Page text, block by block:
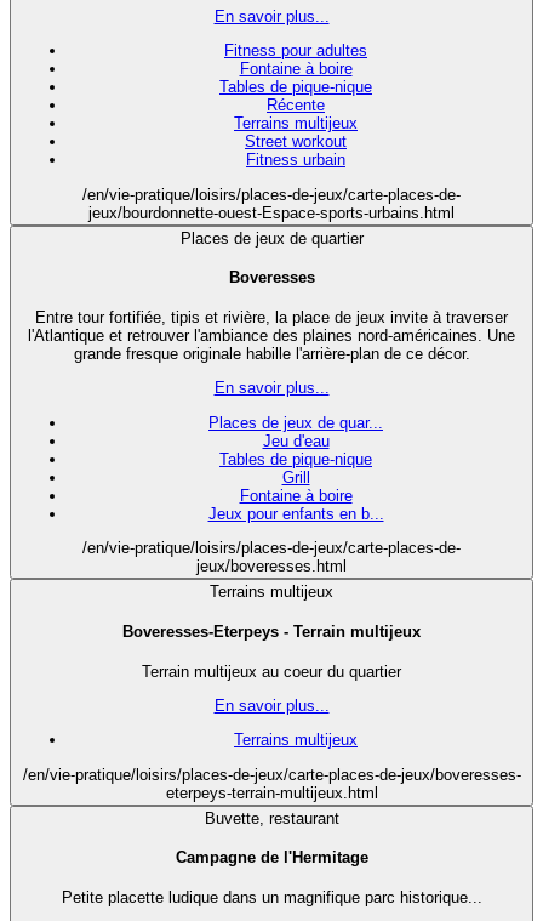
En savoir plus...
Fitness pour adultes
Fontaine à boire
Tables de pique-nique
Récente
Terrains multijeux
Street workout
Fitness urbain
/en/vie-pratique/loisirs/places-de-jeux/carte-places-de-
jeux/bourdonnette-ouest-Espace-sports-urbains.html
Places de jeux de quartier
Boveresses
Entre tour fortifiée, tipis et rivière, la place de jeux invite à traverser
l'Atlantique et retrouver l'ambiance des plaines nord-américaines. Une
grande fresque originale habille l'arrière-plan de ce décor.
En savoir plus...
Places de jeux de quar...
Jeu d'eau
Tables de pique-nique
Grill
Fontaine à boire
Jeux pour enfants en b...
/en/vie-pratique/loisirs/places-de-jeux/carte-places-de-
jeux/boveresses.html
Terrains multijeux
Boveresses-Eterpeys - Terrain multijeux
Terrain multijeux au coeur du quartier
En savoir plus...
Terrains multijeux
/en/vie-pratique/loisirs/places-de-jeux/carte-places-de-jeux/boveresses-
eterpeys-terrain-multijeux.html
Buvette, restaurant
Campagne de l'Hermitage
Petite placette ludique dans un magnifique parc historique...